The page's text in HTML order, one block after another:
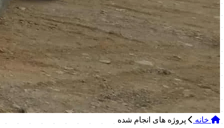
خانه پروژه های انجام شده